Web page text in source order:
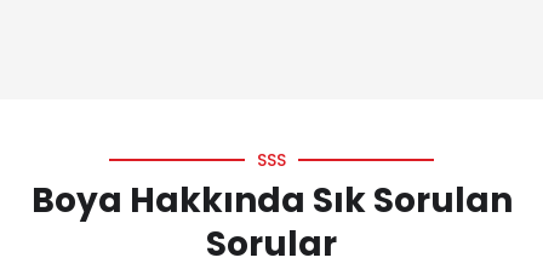
SSS
Boya Hakkında Sık Sorulan
Sorular